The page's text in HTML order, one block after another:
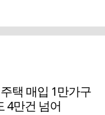
택 매입 1만가구
4만건 넘어